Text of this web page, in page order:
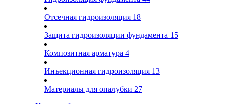
Отсечная гидроизоляция 18
Защита гидроизоляции фундамента 15
Композитная арматура 4
Инъекционная гидроизоляция 13
Материалы для опалубки 27